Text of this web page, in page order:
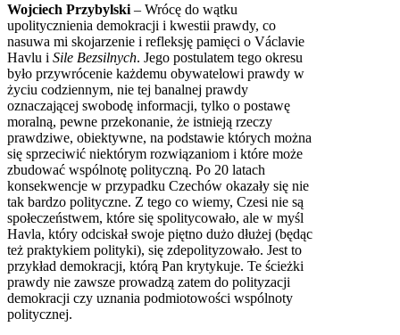
Wojciech Przybylski – Wrócę do wątku
upolitycznienia demokracji i kwestii prawdy, co
nasuwa mi skojarzenie i refleksję pamięci o Václavie
Havlu i Sile Bezsilnych. Jego postulatem tego okresu
było przywrócenie każdemu obywatelowi prawdy w
życiu codziennym, nie tej banalnej prawdy
oznaczającej swobodę informacji, tylko o postawę
moralną, pewne przekonanie, że istnieją rzeczy
prawdziwe, obiektywne, na podstawie których można
się sprzeciwić niektórym rozwiązaniom i które może
zbudować wspólnotę polityczną. Po 20 latach
konsekwencje w przypadku Czechów okazały się nie
tak bardzo polityczne. Z tego co wiemy, Czesi nie są
społeczeństwem, które się spolitycowało, ale w myśl
Havla, który odciskał swoje piętno dużo dłużej (będąc
też praktykiem polityki), się zdepolityzowało. Jest to
przykład demokracji, którą Pan krytykuje. Te ścieżki
prawdy nie zawsze prowadzą zatem do polityzacji
demokracji czy uznania podmiotowości wspólnoty
politycznej.